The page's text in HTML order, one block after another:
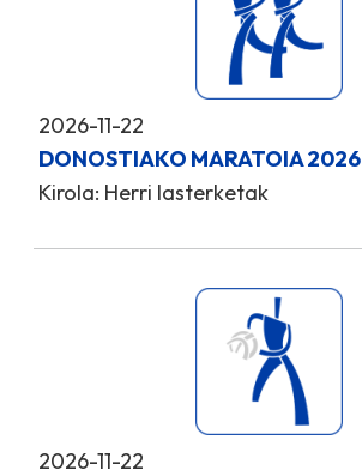
2026-11-22
DONOSTIAKO MARATOIA 2026
Kirola: Herri lasterketak
2026-11-22